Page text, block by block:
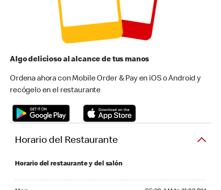
Algo delicioso al alcance de tus manos
Ordena ahora con Mobile Order & Pay en iOS o Android y
recógelo en el restaurante
Horario del Restaurante
Horario del restaurante y del salón